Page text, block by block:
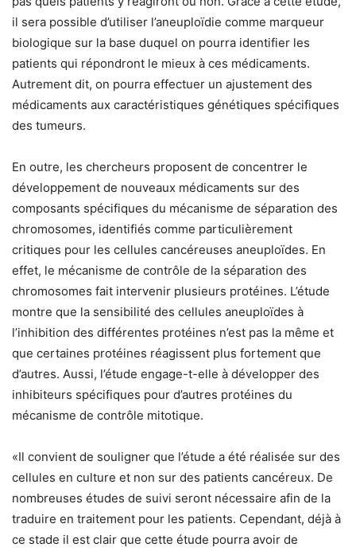
il sera possible d’utiliser l’aneuploïdie comme marqueur
biologique sur la base duquel on pourra identifier les
patients qui répondront le mieux à ces médicaments.
Autrement dit, on pourra effectuer un ajustement des
médicaments aux caractéristiques génétiques spécifiques
des tumeurs.
En outre, les chercheurs proposent de concentrer le
développement de nouveaux médicaments sur des
composants spécifiques du mécanisme de séparation des
chromosomes, identifiés comme particulièrement
critiques pour les cellules cancéreuses aneuploïdes. En
effet, le mécanisme de contrôle de la séparation des
chromosomes fait intervenir plusieurs protéines. L’étude
montre que la sensibilité des cellules aneuploïdes à
l’inhibition des différentes protéines n’est pas la même et
que certaines protéines réagissent plus fortement que
d’autres. Aussi, l’étude engage-t-elle à développer des
inhibiteurs spécifiques pour d’autres protéines du
mécanisme de contrôle mitotique.
«Il convient de souligner que l’étude a été réalisée sur des
cellules en culture et non sur des patients cancéreux. De
nombreuses études de suivi seront nécessaire afin de la
traduire en traitement pour les patients. Cependant, déjà à
ce stade il est clair que cette étude pourra avoir de